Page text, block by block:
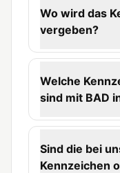
Wo wird das
vergeben?
Welche
sind mit BAD
Sind die bei
Kennzeichen